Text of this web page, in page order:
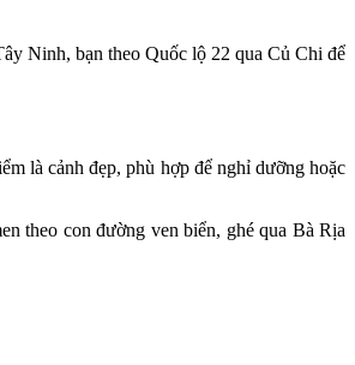
Ninh, bạn theo Quốc lộ 22 qua Củ Chi để
là cảnh đẹp, phù hợp để nghỉ dưỡng hoặc
theo con đường ven biển, ghé qua Bà Rịa